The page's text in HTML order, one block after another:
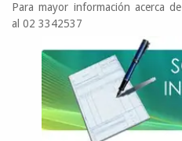
Para mayor información acerca de
al 02 3342537